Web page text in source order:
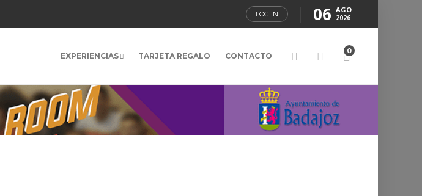
LOG IN 06 AGO
2026
EXPERIENCIAS TARJETA REGALO CONTACTO
0